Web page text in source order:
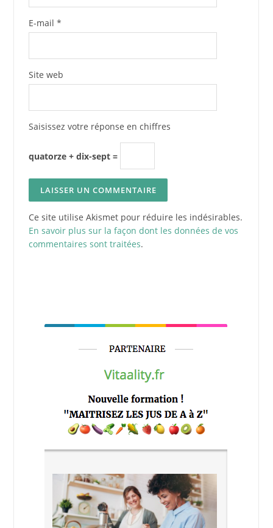
E-mail *
Site web
Saisissez votre réponse en chiffres
quatorze + dix-sept =
Ce site utilise Akismet pour réduire les indésirables.
En savoir plus sur la façon dont les données de vos
commentaires sont traitées.